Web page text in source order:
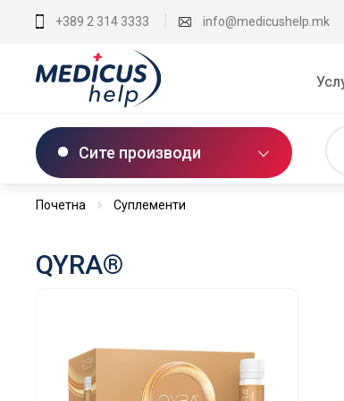
+389 2 314 3333 info@medicushelp.mk
Сите производи
Почетна Суплементи
QYRA®